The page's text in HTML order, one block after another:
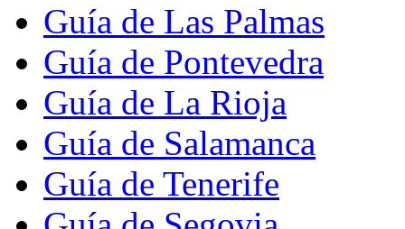
Guía de Las Palmas
Guía de Pontevedra
Guía de La Rioja
Guía de Salamanca
Guía de Tenerife